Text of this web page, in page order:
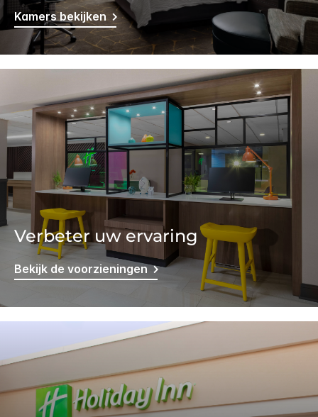
Kamers bekijken
Verbeter uw ervaring
Bekijk de voorzieningen